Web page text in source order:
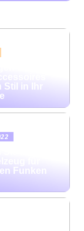
Stil in Ihr
für
Funken